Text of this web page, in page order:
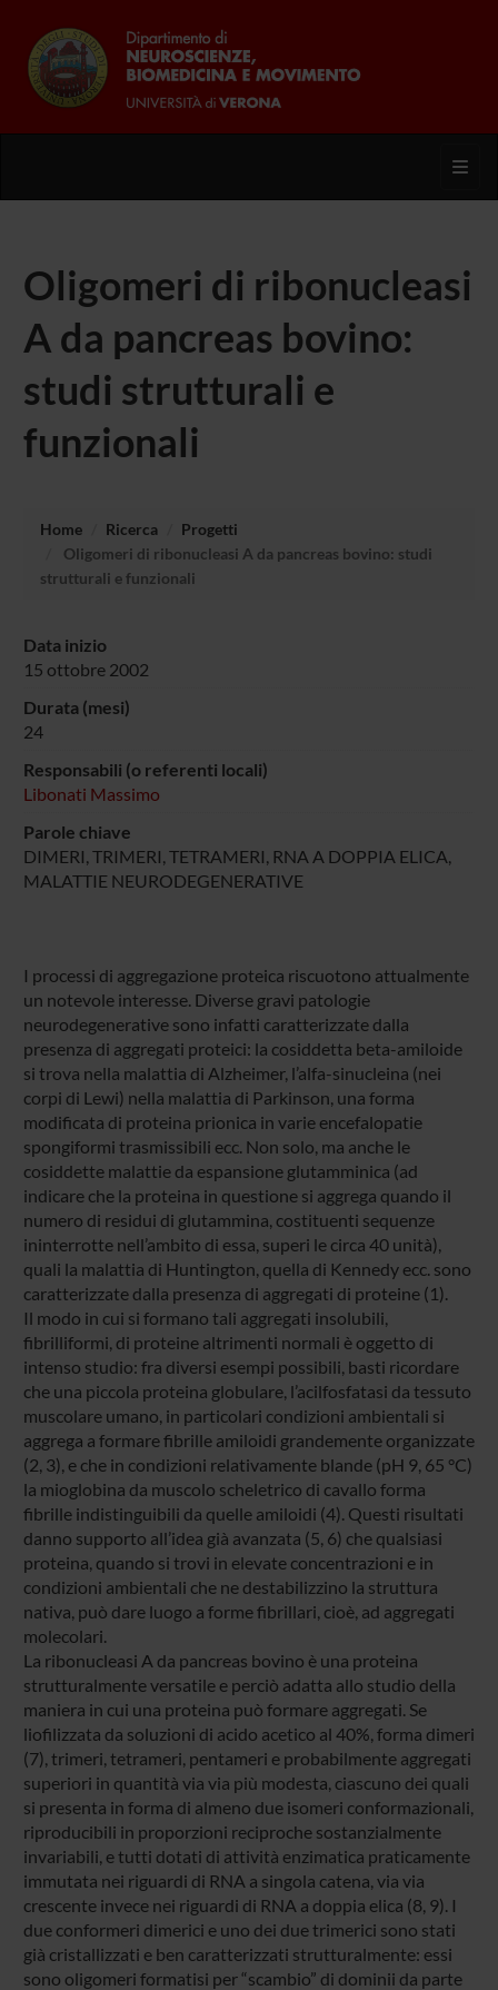
Oligomeri di ribonucleasi
A da pancreas bovino:
studi strutturali e
funzionali
Home Ricerca
Progetti
Oligomeri di ribonucleasi A da pancreas bovino: studi
strutturali e funzionali
Data inizio
15 ottobre 2002
Durata (mesi)
24
Responsabili (o referenti locali)
Libonati Massimo
Parole chiave
DIMERI, TRIMERI, TETRAMERI, RNA A DOPPIA ELICA,
MALATTIE NEURODEGENERATIVE
I processi di aggregazione proteica riscuotono attualmente
un notevole interesse. Diverse gravi patologie
neurodegenerative sono infatti caratterizzate dalla
presenza di aggregati proteici: la cosiddetta beta-amiloide
si trova nella malattia di Alzheimer, l’alfa-sinucleina (nei
corpi di Lewi) nella malattia di Parkinson, una forma
modificata di proteina prionica in varie encefalopatie
spongiformi trasmissibili ecc. Non solo, ma anche le
cosiddette malattie da espansione glutamminica (ad
indicare che la proteina in questione si aggrega quando il
numero di residui di glutammina, costituenti sequenze
ininterrotte nell’ambito di essa, superi le circa 40 unità),
quali la malattia di Huntington, quella di Kennedy ecc. sono
caratterizzate dalla presenza di aggregati di proteine (1).
Il modo in cui si formano tali aggregati insolubili,
fibrilliformi, di proteine altrimenti normali è oggetto di
intenso studio: fra diversi esempi possibili, basti ricordare
che una piccola proteina globulare, l’acilfosfatasi da tessuto
muscolare umano, in particolari condizioni ambientali si
aggrega a formare fibrille amiloidi grandemente organizzate
(2, 3), e che in condizioni relativamente blande (pH 9, 65 °C)
la mioglobina da muscolo scheletrico di cavallo forma
fibrille indistinguibili da quelle amiloidi (4). Questi risultati
danno supporto all’idea già avanzata (5, 6) che qualsiasi
proteina, quando si trovi in elevate concentrazioni e in
condizioni ambientali che ne destabilizzino la struttura
nativa, può dare luogo a forme fibrillari, cioè, ad aggregati
molecolari.
La ribonucleasi A da pancreas bovino è una proteina
strutturalmente versatile e perciò adatta allo studio della
maniera in cui una proteina può formare aggregati. Se
liofilizzata da soluzioni di acido acetico al 40%, forma dimeri
(7), trimeri, tetrameri, pentameri e probabilmente aggregati
superiori in quantità via via più modesta, ciascuno dei quali
si presenta in forma di almeno due isomeri conformazionali,
riproducibili in proporzioni reciproche sostanzialmente
invariabili, e tutti dotati di attività enzimatica praticamente
immutata nei riguardi di RNA a singola catena, via via
crescente invece nei riguardi di RNA a doppia elica (8, 9). I
due conformeri dimerici e uno dei due trimerici sono stati
già cristallizzati e ben caratterizzati strutturalmente: essi
sono oligomeri formatisi per “scambio” di dominii da parte